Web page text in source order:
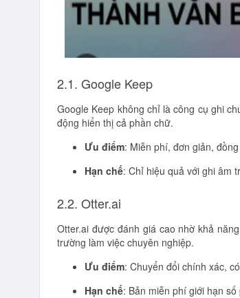
2.1. Google Keep
Google Keep không chỉ là công cụ ghi
động hiển thị cả phần chữ.
Ưu điểm: Miễn phí, đơn giản,
Hạn chế: Chỉ hiệu quả với ghi âm
2.2. Otter.ai
Otter.ai được đánh giá cao nhờ khả
trường làm việc chuyên nghiệp.
Ưu điểm: Chuyển đổi chính xác,
Hạn chế: Bản miễn phí giới hạn